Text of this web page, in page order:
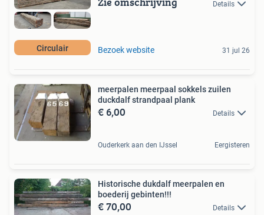
Circulair
Details
Bezoek website 31 jul 26
meerpalen meerpaal sokkels zuilen
duckdalf strandpaal plank
€ 6,00 Details
Ouderkerk aan den IJssel Eergisteren
Historische dukdalf meerpalen en
boederij gebinten!!!
€ 70,00 Details